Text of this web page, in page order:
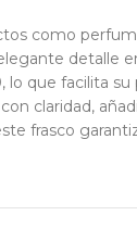
como
detalle
que facilita
claridad,
frasco